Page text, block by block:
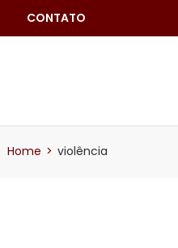
CONTATO
Home > violência